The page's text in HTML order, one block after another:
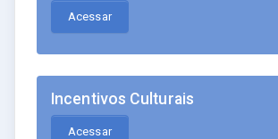
Acessar
Incentivos Culturais
Acessar